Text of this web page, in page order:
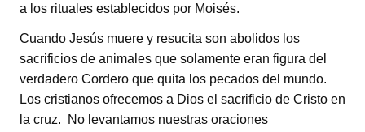
a los rituales establecidos por Moisés.
Cuando Jesús muere y resucita son abolidos los
sacrificios de animales que solamente eran figura del
verdadero Cordero que quita los pecados del mundo.
Los cristianos ofrecemos a Dios el sacrificio de Cristo en
la cruz. No levantamos nuestras oraciones